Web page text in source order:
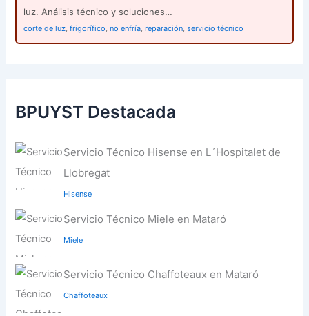
luz. Análisis técnico y soluciones…
corte de luz ,frigorífico ,no enfría ,reparación ,servicio técnico
BPUYST Destacada
Servicio Técnico Hisense en L´Hospitalet de
Llobregat
Hisense
Servicio Técnico Miele en Mataró
Miele
Servicio Técnico Chaffoteaux en Mataró
Chaffoteaux